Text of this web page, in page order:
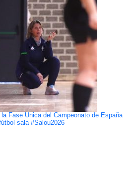
Fase Única del Campeonato de España
sala #Salou2026